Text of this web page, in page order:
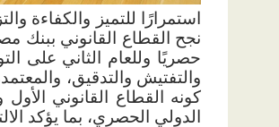
استمرارًا للتميز والكفاءة
نجح القطاع القانوني ببنك
حصريًا وللعام الثاني على
والتفتيش والتدقيق،
كونه القطاع القانوني
الدولي الحصري، بما يؤكد